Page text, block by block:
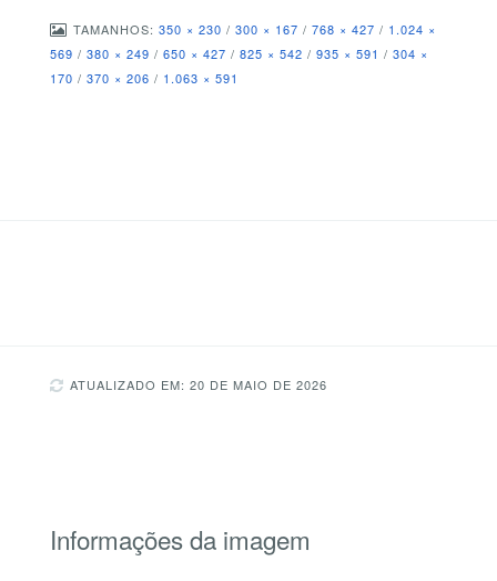
TAMANHOS: 350 × 230 / 300 × 167 / 768 × 427 / 1.024 ×
569 / 380 × 249 / 650 × 427 / 825 × 542 / 935 × 591 / 304 ×
170 / 370 × 206 / 1.063 × 591
ATUALIZADO EM: 20 DE MAIO DE 2026
Informações da imagem